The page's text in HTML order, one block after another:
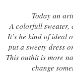
Today an
A colorfull sweater,
It’s he kind of ideal
put a sweety dress
This outhit is more
change